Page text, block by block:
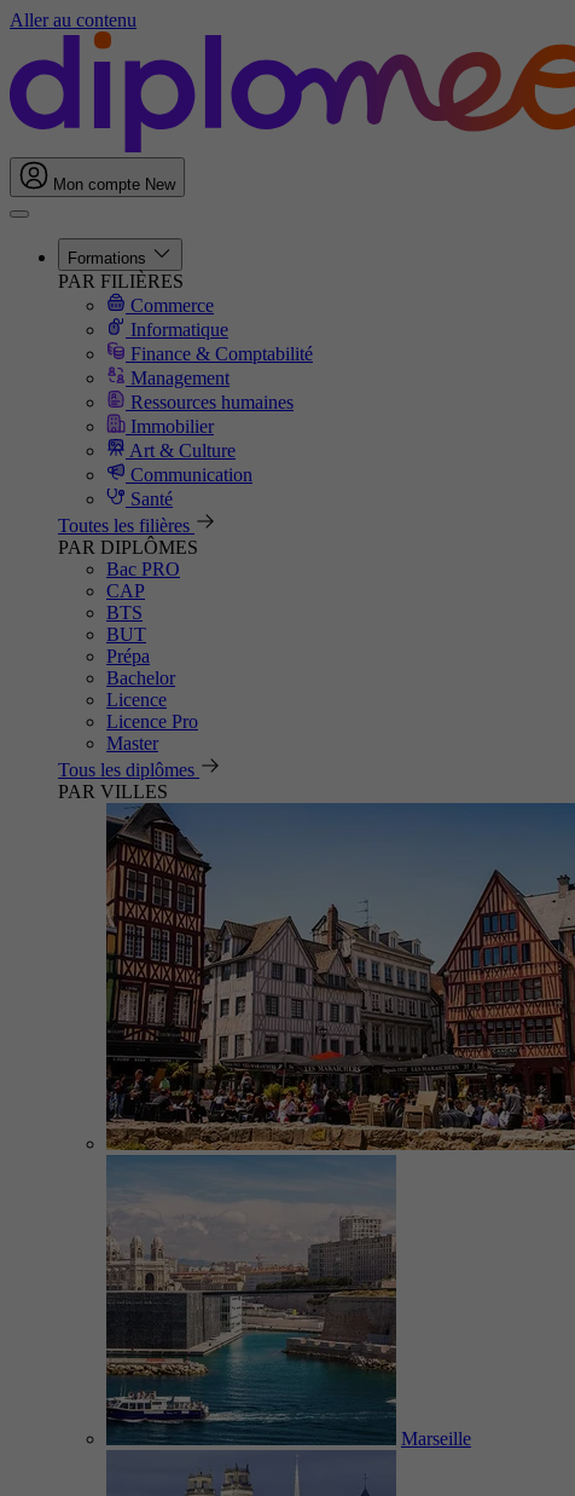
Aller au contenu
Mon compte New
Formations
PAR FILIÈRES
Commerce
Informatique
Finance & Comptabilité
Management
Ressources humaines
Immobilier
Art & Culture
Communication
Santé
Toutes les filières
PAR DIPLÔMES
Bac PRO
CAP
BTS
BUT
Prépa
Bachelor
Licence
Licence Pro
Master
Tous les diplômes
PAR VILLES
Marseille